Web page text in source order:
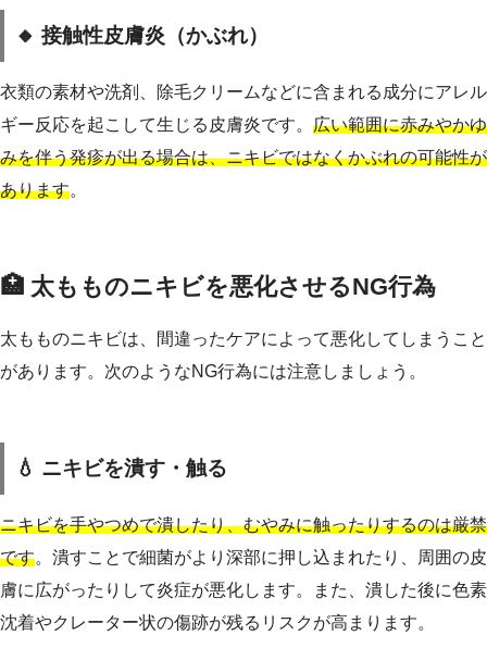
🔸 接触性皮膚炎（かぶれ）
衣類の素材や洗剤、除毛クリームなどに含まれる成分にアレル
ギー反応を起こして生じる皮膚炎です。 広い範囲に赤みやかゆ
みを伴う発疹が出る場合は、ニキビではなくかぶれの可能性が
あります。
🏥 太もものニキビを悪化させるNG行為
太もものニキビは、間違ったケアによって悪化してしまうこと
があります。次のようなNG行為には注意しましょう。
💧 ニキビを潰す・触る
ニキビを手やつめで潰したり、むやみに触ったりするのは厳禁
です。潰すことで細菌がより深部に押し込まれたり、周囲の皮
膚に広がったりして炎症が悪化します。また、潰した後に色素
沈着やクレーター状の傷跡が残るリスクが高まります。